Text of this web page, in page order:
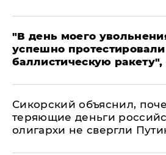
​"В день моего
успешно
баллистическую
Сикорский объяснил,
теряющие деньги
олигархи не свергли